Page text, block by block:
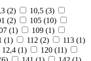
(2) 10,5 (3)
(2) 105 (10)
(1) 109 (1)
(1) 112 (2) 113 (1)
12,4 (1) 120 (11)